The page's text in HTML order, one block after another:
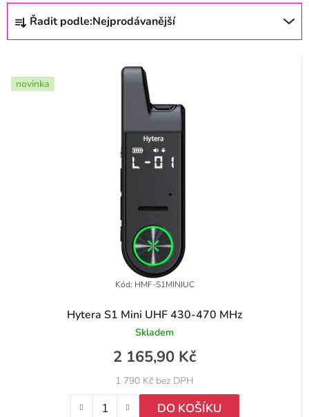
Ř
a
e
n
Řadit podle:Nejprodávanější
s
r
o
novinka
Hytera S1 Mini UHF 430-470 MHz
Skladem
1 790 Kč bez DPH
2 165,90 Kč
DO KOŠÍKU
Kód: HMF-S1MINIUC